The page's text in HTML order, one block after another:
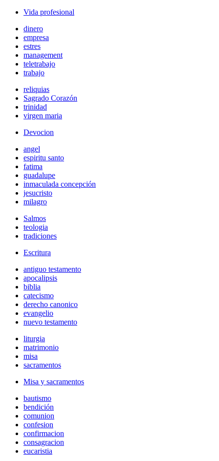
Vida profesional
dinero
empresa
estres
management
teletrabajo
trabajo
reliquias
Sagrado Corazón
trinidad
virgen maria
Devocion
angel
espiritu santo
fatima
guadalupe
inmaculada concepción
jesucristo
milagro
Salmos
teologia
tradiciones
Escritura
antiguo testamento
apocalipsis
biblia
catecismo
derecho canonico
evangelio
nuevo testamento
liturgia
matrimonio
misa
sacramentos
Misa y sacramentos
bautismo
bendición
comunion
confesion
confirmacion
consagracion
eucaristia